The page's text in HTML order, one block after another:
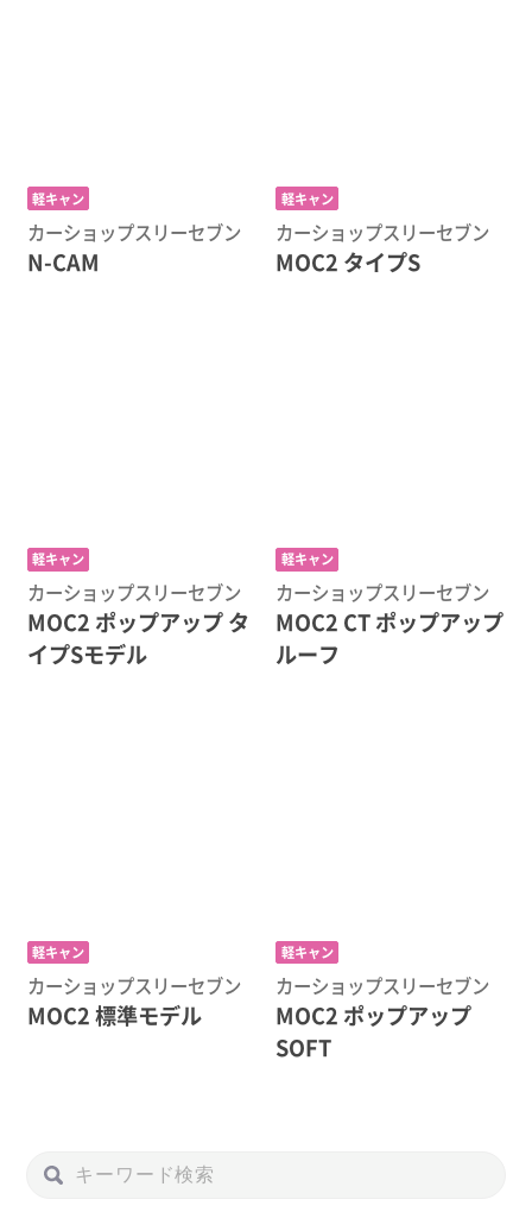
軽キャン
カーショップスリーセブン
N-CAM
軽キャン
カーショップスリーセブン
MOC2 タイプS
軽キャン
カーショップスリーセブン
MOC2 ポップアップ タ
イプSモデル
軽キャン
カーショップスリーセブン
MOC2 CT ポップアップ
ルーフ
軽キャン
カーショップスリーセブン
MOC2 標準モデル
軽キャン
カーショップスリーセブン
MOC2 ポップアップ
SOFT